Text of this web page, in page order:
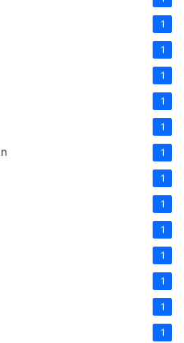
1
1
1
1
1
1
1
1
1
1
1
1
1